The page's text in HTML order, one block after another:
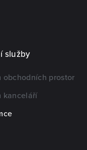
služby
obchodních prostor
kanceláří